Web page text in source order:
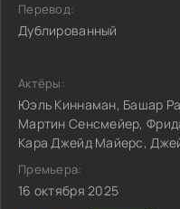
Перевод:
Дублированный
Актёры:
Юэль Киннаман, Башар
Мартин Сенсмейер,
Кара Джейд Майерс,
Премьера:
16 октября 2025